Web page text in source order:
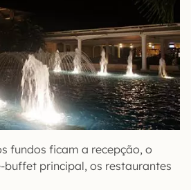
fundos ficam a recepção, o
principal, os restaurantes